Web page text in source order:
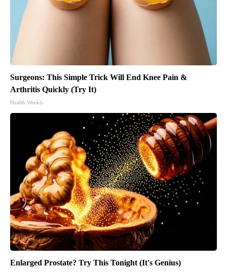
Surgeons: This Simple Trick Will End Knee Pain &
Arthritis Quickly (Try It)
Health Weekly
Enlarged Prostate? Try This Tonight (It's Genius)